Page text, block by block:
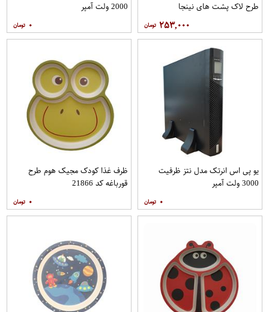
طرح لاک پشت های نینجا
۲۵۳,۰۰۰
2000 ولت آمپر
۰
یو پی اس انرتک مدل نتز ظرفیت
3000 ولت آمپر
۰
ظرف غذا کودک مجیک هوم طرح
قورباغه کد 21866
۰